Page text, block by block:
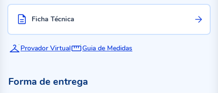
Ficha Técnica
Provador Virtual Guia de Medidas
Forma de entrega